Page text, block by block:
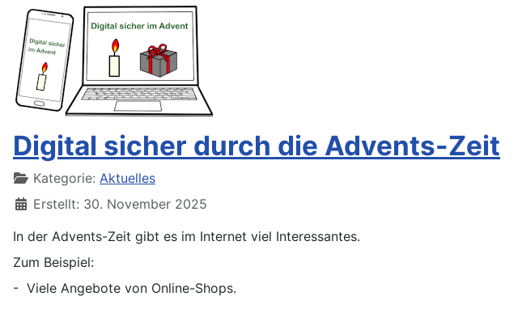
Digital sicher durch die Advents-Zeit
DetailsKategorie: Aktuelles
Erstellt: 30. November 2025
In der Advents-Zeit gibt es im Internet viel Interessantes.
Zum Beispiel:
- Viele Angebote von Online-Shops.